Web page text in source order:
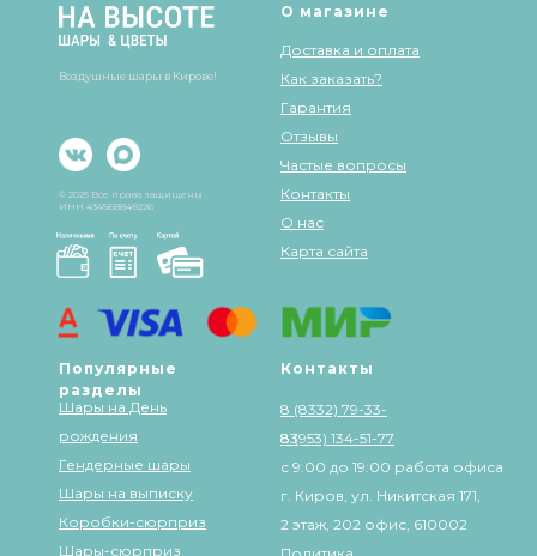
О магазине
Доставка и оплата
Популярные
разделы
Шары на День
рождения
Контакты
© 2025 Все права защищены
Как заказать?
Гарантия
Отзывы
Частые вопросы
Контакты
О нас
Гендерные шары
Шары на выписку
Коробки-сюрприз
Шары-сюрприз
8 (8332) 79-33-
83
8 (953) 134-51-77
с 9:00 до 19:00 работа офиса
г. Киров, ул. Никитская 171,
2 этаж, 202 офис, 610002
ИНН 434568848226
Карта сайта
Воздушные шары в Кирове!